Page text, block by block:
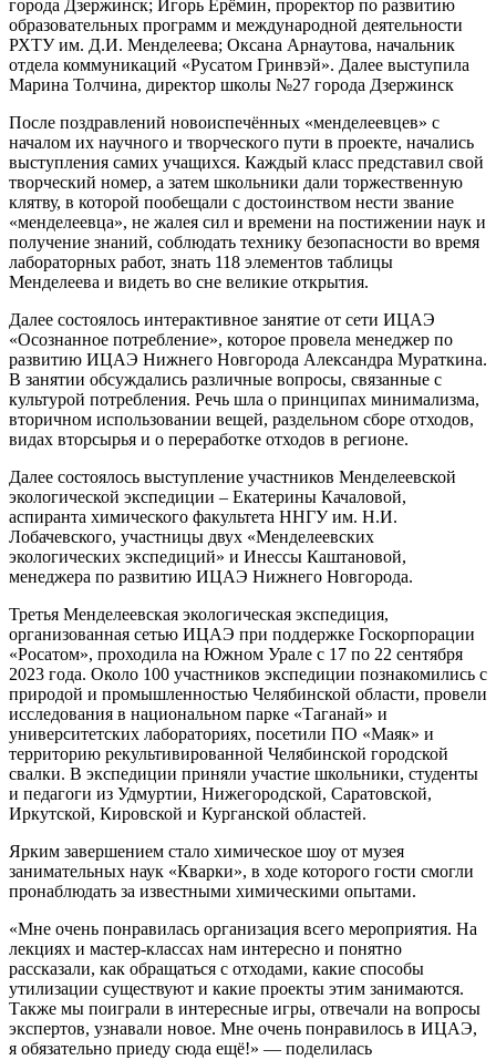
города Дзержинск; Игорь Ерёмин, проректор по развитию
образовательных программ и международной деятельности
РХТУ им. Д.И. Менделеева; Оксана Арнаутова, начальник
отдела коммуникаций «Русатом Гринвэй». Далее выступила
Марина Толчина, директор школы №27 города Дзержинск
После поздравлений новоиспечённых «менделеевцев» с
началом их научного и творческого пути в проекте, начались
выступления самих учащихся. Каждый класс представил свой
творческий номер, а затем школьники дали торжественную
клятву, в которой пообещали с достоинством нести звание
«менделеевца», не жалея сил и времени на постижении наук и
получение знаний, соблюдать технику безопасности во время
лабораторных работ, знать 118 элементов таблицы
Менделеева и видеть во сне великие открытия.
Далее состоялось интерактивное занятие от сети ИЦАЭ
«Осознанное потребление», которое провела менеджер по
развитию ИЦАЭ Нижнего Новгорода Александра Мураткина.
В занятии обсуждались различные вопросы, связанные с
культурой потребления. Речь шла о принципах минимализма,
вторичном использовании вещей, раздельном сборе отходов,
видах вторсырья и о переработке отходов в регионе.
Далее состоялось выступление участников Менделеевской
экологической экспедиции – Екатерины Качаловой,
аспиранта химического факультета ННГУ им. Н.И.
Лобачевского, участницы двух «Менделеевских
экологических экспедиций» и Инессы Каштановой,
менеджера по развитию ИЦАЭ Нижнего Новгорода.
Третья Менделеевская экологическая экспедиция,
организованная сетью ИЦАЭ при поддержке Госкорпорации
«Росатом», проходила на Южном Урале с 17 по 22 сентября
2023 года. Около 100 участников экспедиции познакомились с
природой и промышленностью Челябинской области, провели
исследования в национальном парке «Таганай» и
университетских лабораториях, посетили ПО «Маяк» и
территорию рекультивированной Челябинской городской
свалки. В экспедиции приняли участие школьники, студенты
и педагоги из Удмуртии, Нижегородской, Саратовской,
Иркутской, Кировской и Курганской областей.
Ярким завершением стало химическое шоу от музея
занимательных наук «Кварки», в ходе которого гости смогли
пронаблюдать за известными химическими опытами.
«Мне очень понравилась организация всего мероприятия. На
лекциях и мастер-классах нам интересно и понятно
рассказали, как обращаться с отходами, какие способы
утилизации существуют и какие проекты этим занимаются.
Также мы поиграли в интересные игры, отвечали на вопросы
экспертов, узнавали новое. Мне очень понравилось в ИЦАЭ,
я обязательно приеду сюда ещё!» — поделилась